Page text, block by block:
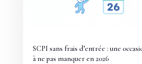
SCPI sans frais d’entrée : une
à ne pas manquer en 2026